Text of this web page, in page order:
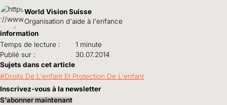
World Vision Suisse
Organisation d'aide à l'enfance
information
Temps de lecture :
1 minute
Publié sur :
30.07.2014
Sujets dans cet article
Droits De L'enfant Et Protection De L'enfant
Inscrivez-vous à la newsletter
S'abonner maintenant